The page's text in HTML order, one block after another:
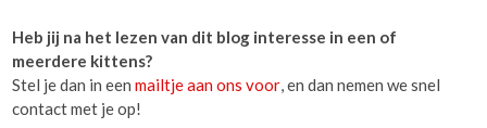
Heb jij na het lezen van dit blog interesse in een of
meerdere kittens?
Stel je dan in eenmailtje aan ons voor , en dan nemen we snel
contact met je op!